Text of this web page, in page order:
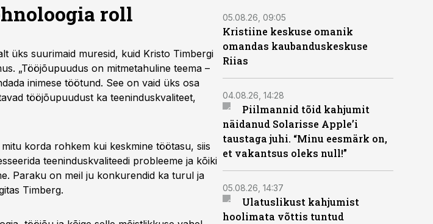
roll
üks suurimaid muresid, kuid Kristo Timbergi
„Tööjõupuudus on mitmetahuline teema –
inimese töötund. See on vaid üks osa
tööjõupuudust ka teeninduskvaliteet,
korda rohkem kui keskmine töötasu, siis
teeninduskvaliteedi probleeme ja kõiki
Paraku on meil ju konkurendid ka turul ja
Timberg.
05.08.26, 09:05
Kristiine keskuse omanik
omandas kaubanduskeskuse
Riias
04.08.26, 14:28
Piilmannid tõid kahjumit
näidanud Solarisse Apple’i
taustaga juhi. “Minu eesmärk on,
et vakantsus oleks null!”
05.08.26, 14:37
Ulatuslikust kahjumist
hoolimata võttis tuntud